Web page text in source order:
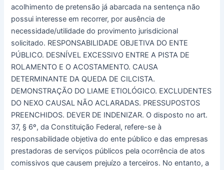
acolhimento de pretensão já abarcada na sentença não
possui interesse em recorrer, por ausência de
necessidade/utilidade do provimento jurisdicional
solicitado. RESPONSABILIDADE OBJETIVA DO ENTE
PÚBLICO. DESNÍVEL EXCESSIVO ENTRE A PISTA DE
ROLAMENTO E O ACOSTAMENTO. CAUSA
DETERMINANTE DA QUEDA DE CILCISTA.
DEMONSTRAÇÃO DO LIAME ETIOLÓGICO. EXCLUDENTES
DO NEXO CAUSAL NÃO ACLARADAS. PRESSUPOSTOS
PREENCHIDOS. DEVER DE INDENIZAR. O disposto no art.
37, § 6º, da Constituição Federal, refere-se à
responsabilidade objetiva do ente público e das empresas
prestadoras de serviços públicos pela ocorrência de atos
comissivos que causem prejuízo a terceiros. No entanto, a